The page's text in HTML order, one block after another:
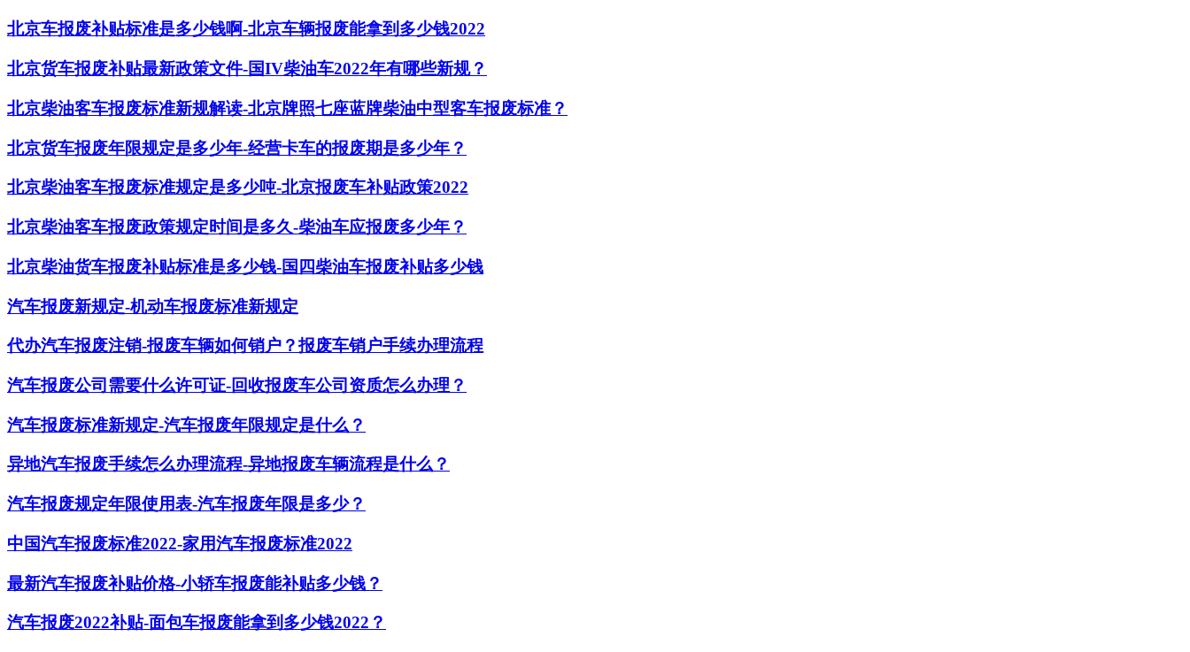
北京车报废补贴标准是多少钱啊-北京车辆报废能拿到多少钱2022
北京货车报废补贴最新政策文件-国IV柴油车2022年有哪些新规？
北京柴油客车报废标准新规解读-北京牌照七座蓝牌柴油中型客车报废标准？
北京货车报废年限规定是多少年-经营卡车的报废期是多少年？
北京柴油客车报废标准规定是多少吨-北京报废车补贴政策2022
北京柴油客车报废政策规定时间是多久-柴油车应报废多少年？
北京柴油货车报废补贴标准是多少钱-国四柴油车报废补贴多少钱
汽车报废新规定-机动车报废标准新规定
代办汽车报废注销-报废车辆如何销户？报废车销户手续办理流程
汽车报废公司需要什么许可证-回收报废车公司资质怎么办理？
汽车报废标准新规定-汽车报废年限规定是什么？
异地汽车报废手续怎么办理流程-异地报废车辆流程是什么？
汽车报废规定年限使用表-汽车报废年限是多少？
中国汽车报废标准2022-家用汽车报废标准2022
最新汽车报废补贴价格-小轿车报废能补贴多少钱？
汽车报废2022补贴-面包车报废能拿到多少钱2022？